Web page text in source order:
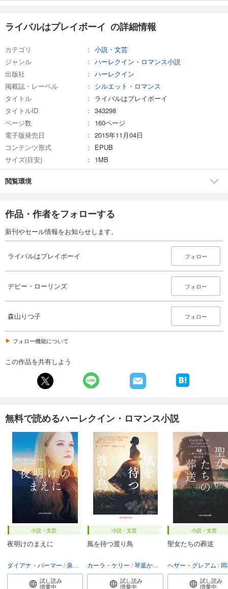
ライバルはプレイボーイ の詳細情報
カテゴリ
小説・文芸
ジャンル
ハーレクイン・ロマンス小説
出版社
ハーレクイン
掲載誌・レーベル
シルエット・ロマンス
タイトル
ライバルはプレイボーイ
タイトルID
343298
ページ数
160ページ
電子版発売日
2015年11月04日
コンテンツ形式
EPUB
サイズ(目安)
1MB
閲覧環境
作品・作者をフォローする
新刊やセール情報をお知らせします。
ライバルはプレイボーイ フォロー
デビー・ローリンズ フォロー
森山りつ子 フォロー
フォロー機能について
この作品を共有しよう
無料で読めるハーレクイン・ロマンス小説
小説・文芸
夜明けのまえに
ダイアナ・パーマー 泉智子
試し読み
増量中
小説・文芸
風を待つ渡り鳥
カーラ・ケリー 琴葉かいら
試し読み
増量中
小説・文芸
聖女たちの葬送
ヘザー・グレアム
試し読み
増量中